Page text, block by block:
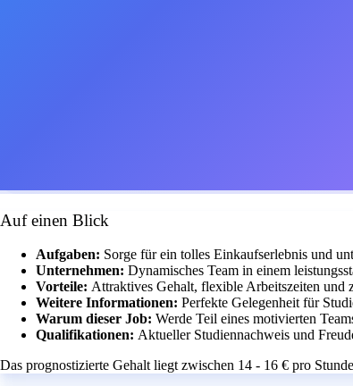
Auf einen Blick
Aufgaben: Sorge für ein tolles Einkaufserlebnis und
Unternehmen: Dynamisches Team in einem
Vorteile: Attraktives Gehalt, flexible Arbeitszeiten und
Weitere Informationen: Perfekte Gelegenheit für
Warum dieser Job: Werde Teil eines motivierten
Qualifikationen: Aktueller Studiennachweis und
Das prognostizierte Gehalt liegt zwischen 14 - 16 € pro